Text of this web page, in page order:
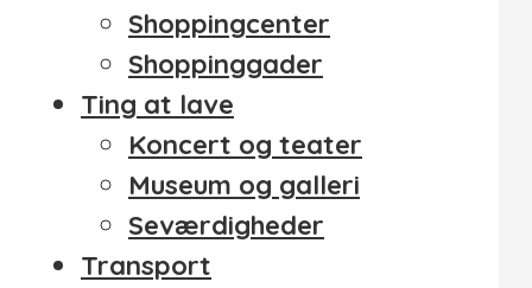
Shoppingcenter
Shoppinggader
Ting at lave
Koncert og teater
Museum og galleri
Seværdigheder
Transport